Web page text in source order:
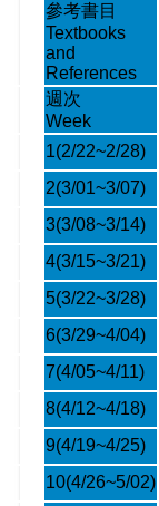
參考書目
Textbooks
and
References
週次
Week
1(2/22~2/28)
2(3/01~3/07)
3(3/08~3/14)
4(3/15~3/21)
5(3/22~3/28)
6(3/29~4/04)
7(4/05~4/11)
8(4/12~4/18)
9(4/19~4/25)
10(4/26~5/02)